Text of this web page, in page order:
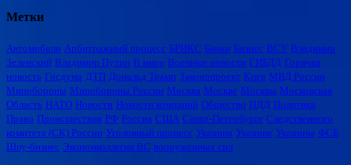
Метки
Автомобили Арбитражный процесс БРИКС Банки Бизнес ВСУ Владимир
Зеленский Владимир Путин В мире Военные новости ГИБДД Горячая
новость Госдума ДТП Дональд Трамп Законопроект Киев МВД России
Минобороны Минобороны России Москва Москве Москвы Московская
Область НАТО Новости Новости компаний Общество ПДД Политика
Право Происшествия РФ Россия США Санкт-Петербурге Следственного
комитета (СК) России Уголовный процесс Украина Украине Украины ФСБ
Шоу-бизнес Экономколлегия ВС вооруженных сил